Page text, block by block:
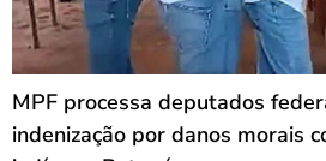
MPF processa deputados
indenização por danos morais